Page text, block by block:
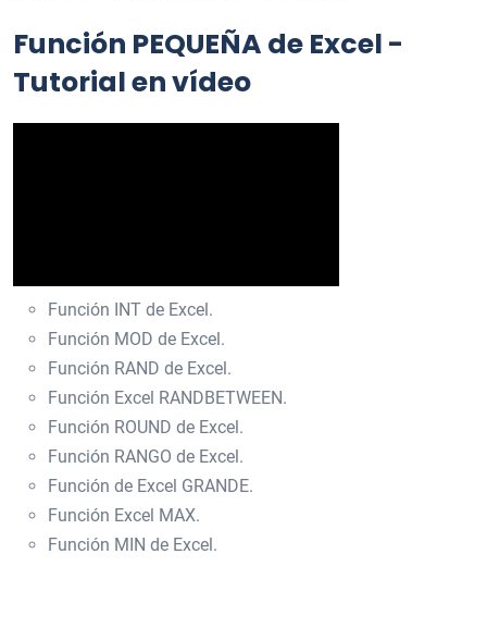
Función PEQUEÑA de Excel -
Tutorial en vídeo
Función INT de Excel.
Función MOD de Excel.
Función RAND de Excel.
Función Excel RANDBETWEEN.
Función ROUND de Excel.
Función RANGO de Excel.
Función de Excel GRANDE.
Función Excel MAX.
Función MIN de Excel.